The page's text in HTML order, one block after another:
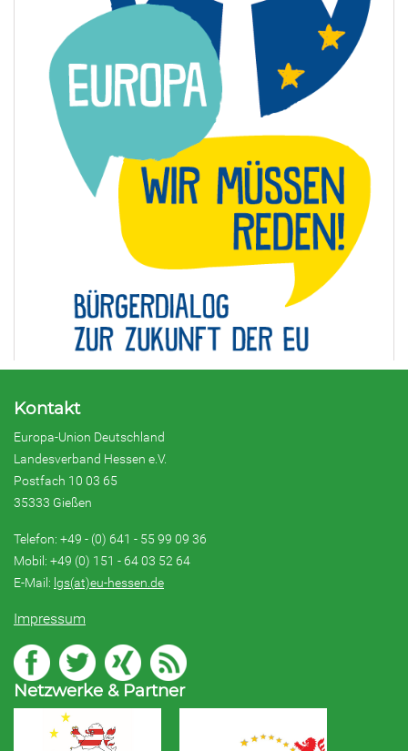
Kontakt
Europa-Union Deutschland
Landesverband Hessen e.V.
Postfach 10 03 65
35333 Gießen
Telefon: +49 - (0) 641 - 55 99 09 36
Mobil: +49 (0) 151 - 64 03 52 64
E-Mail: lgs(at)eu-hessen.de
Impressum
Netzwerke & Partner